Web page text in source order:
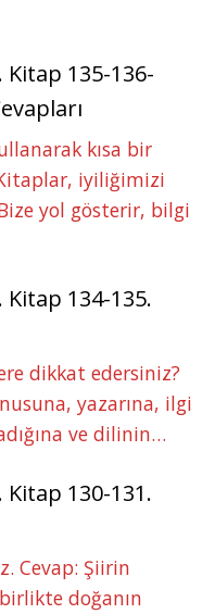
Kitap 135-136-
kısa bir
iyiliğimizi
yol gösterir, bilgi
Kitap 134-135.
dikkat edersiniz?
yazarına, ilgi
ve dilinin…
Kitap 130-131.
Cevap: Şiirin
doğanın